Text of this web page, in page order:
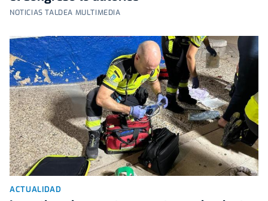
NOTICIAS TALDEA MULTIMEDIA
ACTUALIDAD